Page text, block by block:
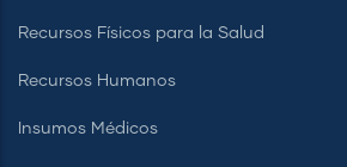
Recursos Físicos para la Salud
Recursos Humanos
Insumos Médicos